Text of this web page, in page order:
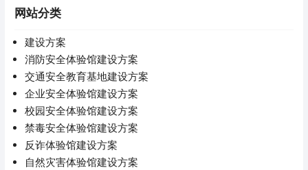
网站分类
建设方案
消防安全体验馆建设方案
交通安全教育基地建设方案
企业安全体验馆建设方案
校园安全体验馆建设方案
禁毒安全体验馆建设方案
反诈体验馆建设方案
自然灾害体验馆建设方案